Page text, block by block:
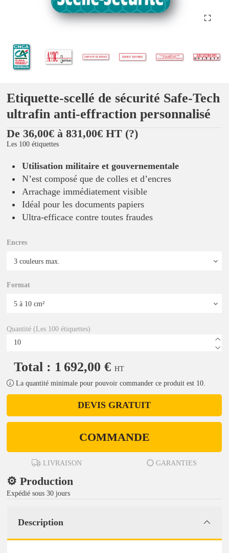
Etiquette-scellé de sécurité Safe-Tech
ultrafin anti-effraction personnalisé
De 36,00€ à 831,00€ HT (?)
Les 100 étiquettes
Utilisation militaire et gouvernementale
N’est composé que de colles et d’encres
Arrachage immédiatement visible
Idéal pour les documents papiers
Ultra-efficace contre toutes fraudes
Encres
Format
Quantité (Les 100 étiquettes)
Total : 1 692,00 € HT
La quantité minimale pour pouvoir commander ce produit est 10.
DEVIS GRATUIT
COMMANDE
LIVRAISON GARANTIES
⚙️ Production
Expédié sous 30 jours
Description